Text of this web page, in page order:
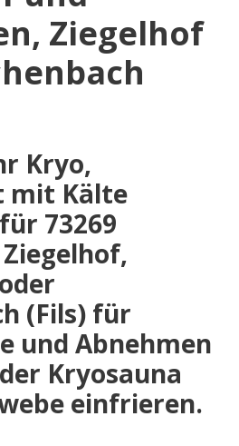
Ziegelhof
Kryo,
mit Kälte
73269
(Fils) für
und Abnehmen
Kryosauna
einfrieren.